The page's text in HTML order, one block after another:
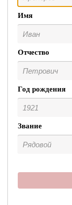
Имя
Отчество
Год рождения
Звание